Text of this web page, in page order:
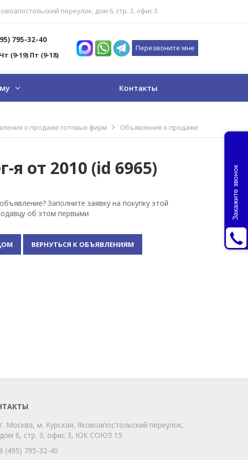
переулок, дом 6, стр. 3, офис 3
795-32-40
т (9-19) Пт (9-18)
Перезвоните мне
Контакты
о продаже готовых фирм Объявления о продаже
от 2010 (id 6965)
Заполните заявку на покупку этой
об этом первыми
ВЕРНУТЬСЯ К ОБЪЯВЛЕНИЯМ
г. Москва, м. Курская, Яковоапостольский переулок,
дом 6, стр. 3, офис 3, ЮК СОЮЗ 15
8 (495) 795-32-40
Telegram Max
Телефон
Закажите звонок